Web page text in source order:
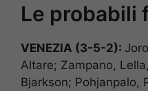
Le probabili
VENEZIA (3-5-2):
Altare; Zampano,
Bjarkson; Pohjanpalo,